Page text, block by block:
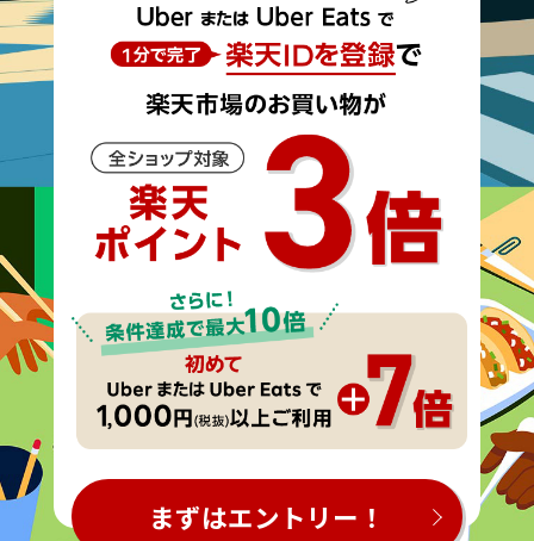
まずはエントリー！